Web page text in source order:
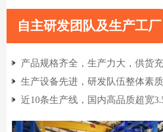
自主研发团队及生产工厂
产品规格齐全，生产力大，供货充
生产设备先进，研发队伍整体素质
近10条生产线，国内高品质超宽